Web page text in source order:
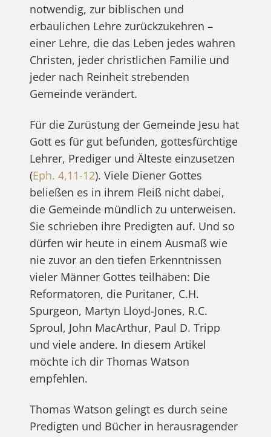
notwendig, zur biblischen und
erbaulichen Lehre zurückzukehren –
einer Lehre, die das Leben jedes wahren
Christen, jeder christlichen Familie und
jeder nach Reinheit strebenden
Gemeinde verändert.
Für die Zurüstung der Gemeinde Jesu hat
Gott es für gut befunden, gottesfürchtige
Lehrer, Prediger und Älteste einzusetzen
(Eph. 4,11-12). Viele Diener Gottes
beließen es in ihrem Fleiß nicht dabei,
die Gemeinde mündlich zu unterweisen.
Sie schrieben ihre Predigten auf. Und so
dürfen wir heute in einem Ausmaß wie
nie zuvor an den tiefen Erkenntnissen
vieler Männer Gottes teilhaben: Die
Reformatoren, die Puritaner, C.H.
Spurgeon, Martyn Lloyd-Jones, R.C.
Sproul, John MacArthur, Paul D. Tripp
und viele andere. In diesem Artikel
möchte ich dir Thomas Watson
empfehlen.
Thomas Watson gelingt es durch seine
Predigten und Bücher in herausragender